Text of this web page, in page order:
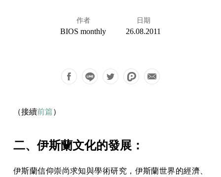
作者
BIOS monthly
日期
26.08.2011
（接續前篇）
二、伊斯蘭文化的發展：
伊斯蘭信仰崇尚求知與學術研究，伊斯蘭世界的經濟、